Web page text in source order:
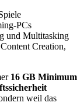
PCs
und Multitasking
Creation,
16 GB Minimum
weil das